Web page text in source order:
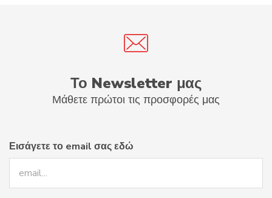
Το Newsletter μας
Μάθετε πρώτοι τις προσφορές μας
Εισάγετε το email σας εδώ